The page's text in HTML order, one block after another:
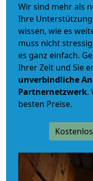
Wir sind mehr als
Ihre
wissen, wie es
muss nicht
es ganz einfach.
Ihrer Zeit und Sie
unverbindliche
Partnernetzwerk.
besten Preise.